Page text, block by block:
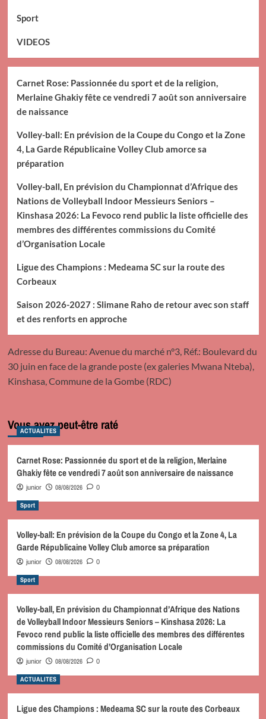
Sport
VIDEOS
Carnet Rose: Passionnée du sport et de la religion,
Merlaine Ghakiy fête ce vendredi 7 août son anniversaire
de naissance
Volley-ball: En prévision de la Coupe du Congo et la Zone
4, La Garde Républicaine Volley Club amorce sa
préparation
Volley-ball, En prévision du Championnat d’Afrique des
Nations de Volleyball Indoor Messieurs Seniors –
Kinshasa 2026: La Fevoco rend public la liste officielle des
membres des différentes commissions du Comité
d’Organisation Locale
Ligue des Champions : Medeama SC sur la route des
Corbeaux
Saison 2026-2027 : Slimane Raho de retour avec son staff
et des renforts en approche
Adresse du Bureau: Avenue du marché n°3, Réf.: Boulevard du
30 juin en face de la grande poste (ex galeries Mwana Nteba),
Kinshasa, Commune de la Gombe (RDC)
Vous avez peut-être raté
ACTUALITES
Carnet Rose: Passionnée du sport et de la religion, Merlaine
Ghakiy fête ce vendredi 7 août son anniversaire de naissance
junior 08/08/2026 0
Sport
Volley-ball: En prévision de la Coupe du Congo et la Zone 4, La
Garde Républicaine Volley Club amorce sa préparation
junior 08/08/2026 0
Sport
Volley-ball, En prévision du Championnat d’Afrique des Nations
de Volleyball Indoor Messieurs Seniors – Kinshasa 2026: La
Fevoco rend public la liste officielle des membres des différentes
commissions du Comité d’Organisation Locale
junior 08/08/2026 0
ACTUALITES
Ligue des Champions : Medeama SC sur la route des Corbeaux